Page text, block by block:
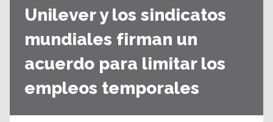
Unilever y los sindicatos
mundiales firman un
acuerdo para limitar los
empleos temporales